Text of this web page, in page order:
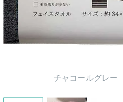
チャコールグレー